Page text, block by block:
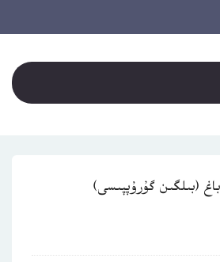
(بىلگىن گۇرۇپپىسى)